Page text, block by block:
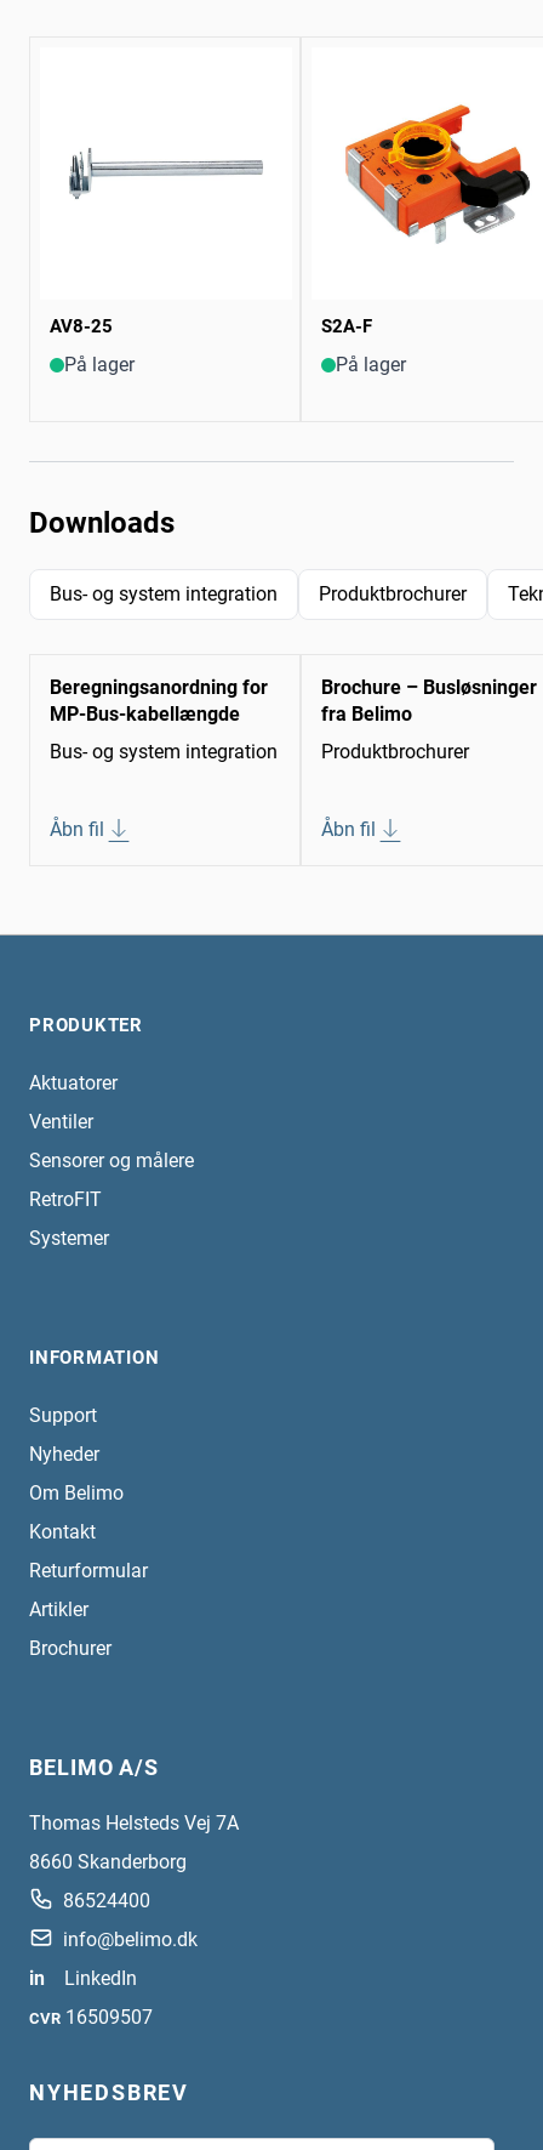
AV8-25
På lager
S2A-F
På lager
Downloads
Bus- og system integration Produktbrochurer
Beregningsanordning for
MP-Bus-kabellængde
Bus- og system integration
Åbn fil
Brochure – Busløsninger
fra Belimo
Produktbrochurer
Åbn fil
PRODUKTER
Aktuatorer
Ventiler
Sensorer og målere
RetroFIT
Systemer
INFORMATION
Support
Nyheder
Om Belimo
Kontakt
Returformular
Artikler
Brochurer
BELIMO A/S
Thomas Helsteds Vej 7A
8660 Skanderborg
86524400
info@belimo.dk
in
LinkedIn
CVR 16509507
NYHEDSBREV